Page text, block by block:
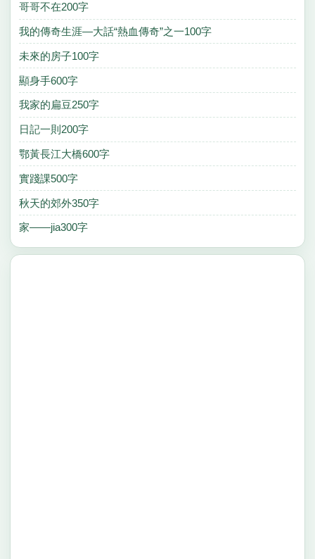
哥哥不在200字
我的傳奇生涯—大話“熱血傳奇”之一100字
未來的房子100字
顯身手600字
我家的扁豆250字
日記一則200字
鄂黃長江大橋600字
實踐課500字
秋天的郊外350字
家——jia300字